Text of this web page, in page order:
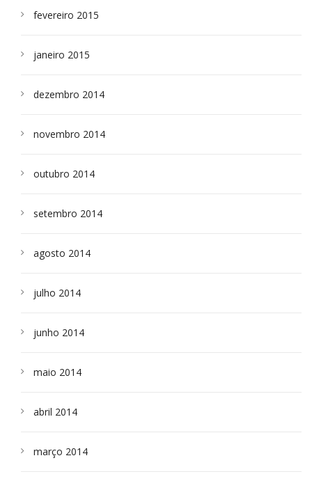
fevereiro 2015
janeiro 2015
dezembro 2014
novembro 2014
outubro 2014
setembro 2014
agosto 2014
julho 2014
junho 2014
maio 2014
abril 2014
março 2014